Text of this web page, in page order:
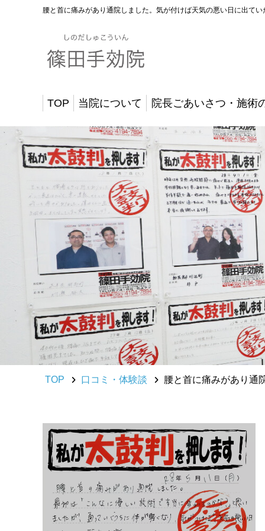
腰と首に痛みがあり通院しました。気が付けば天気の悪い日に出て
TOP 当院について 院長ごあいさつ・施術
TOP 口コミ・体験談 腰と首に痛みがあり通